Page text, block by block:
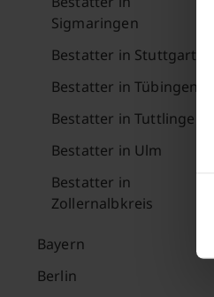
Sigmaringen
Bestatter in Stuttgart
Bestatter in Tübingen
Bestatter in Tuttlingen
Bestatter in Ulm
Bestatter in
Zollernalbkreis
Bayern
Berlin